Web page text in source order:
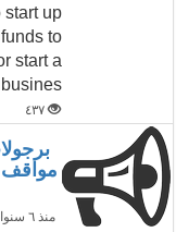
start up
to
start a
٤٣٧
مواقف
منذ ٦ سنوات